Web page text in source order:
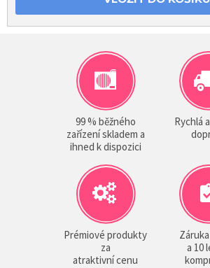
99 % běžného
zařízení skladem a
ihned k dispozici
Rychlá
Prémiové produkty
za
atraktivní cenu
a 10